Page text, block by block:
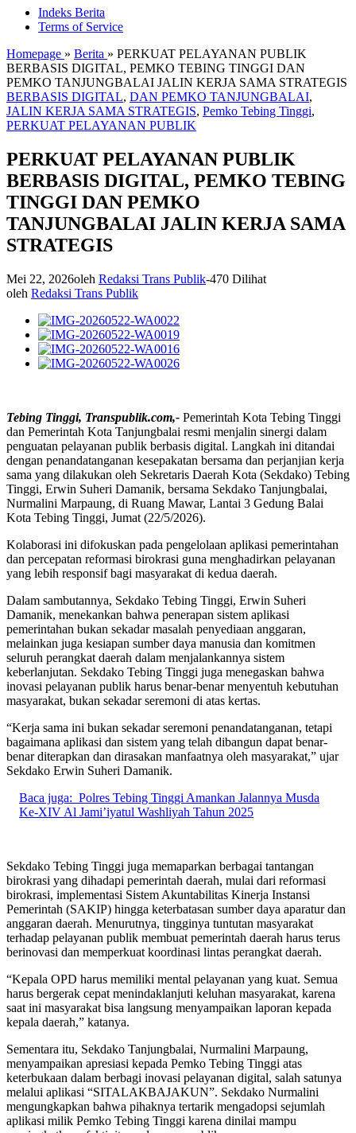
Indeks Berita
Terms of Service
Homepage » Berita » PERKUAT PELAYANAN PUBLIK
BERBASIS DIGITAL, PEMKO TEBING TINGGI DAN
PEMKO TANJUNGBALAI JALIN KERJA SAMA STRATEGIS
BERBASIS DIGITAL, DAN PEMKO TANJUNGBALAI,
JALIN KERJA SAMA STRATEGIS, Pemko Tebing Tinggi,
PERKUAT PELAYANAN PUBLIK
PERKUAT PELAYANAN PUBLIK
BERBASIS DIGITAL, PEMKO TEBING
TINGGI DAN PEMKO
TANJUNGBALAI JALIN KERJA SAMA
STRATEGIS
Mei 22, 2026oleh Redaksi Trans Publik-470 Dilihat
oleh Redaksi Trans Publik
Tebing Tinggi, Transpublik.com,- Pemerintah Kota Tebing Tinggi
dan Pemerintah Kota Tanjungbalai resmi menjalin sinergi dalam
penguatan pelayanan publik berbasis digital. Langkah ini ditandai
dengan penandatanganan kesepakatan bersama dan perjanjian kerja
sama yang dilakukan oleh Sekretaris Daerah Kota (Sekdako) Tebing
Tinggi, Erwin Suheri Damanik, bersama Sekdako Tanjungbalai,
Nurmalini Marpaung, di Ruang Mawar, Lantai 3 Gedung Balai
Kota Tebing Tinggi, Jumat (22/5/2026).
Kolaborasi ini difokuskan pada pengelolaan aplikasi pemerintahan
dan percepatan reformasi birokrasi guna menghadirkan pelayanan
yang lebih responsif bagi masyarakat di kedua daerah.
Dalam sambutannya, Sekdako Tebing Tinggi, Erwin Suheri
Damanik, menekankan bahwa penerapan sistem aplikasi
pemerintahan bukan sekadar masalah penyediaan anggaran,
melainkan juga kesiapan sumber daya manusia dan komitmen
seluruh perangkat daerah dalam menjalankannya sistem
keberlanjutan. Sekdako Tebing Tinggi juga menegaskan bahwa
inovasi pelayanan publik harus benar-benar menyentuh kebutuhan
masyarakat, bukan sekadar seremoni di atas kertas.
“Kerja sama ini bukan sekadar seremoni penandatanganan, tetapi
bagaimana aplikasi dan sistem yang telah dibangun dapat benar-
benar diterapkan dan dirasakan manfaatnya oleh masyarakat,” ujar
Sekdako Erwin Suheri Damanik.
Baca juga: Polres Tebing Tinggi Amankan Jalannya Musda
Ke-XIV Al Jami’iyatul Washliyah Tahun 2025
Sekdako Tebing Tinggi juga memaparkan berbagai tantangan
birokrasi yang dihadapi pemerintah daerah, mulai dari reformasi
birokrasi, implementasi Sistem Akuntabilitas Kinerja Instansi
Pemerintah (SAKIP) hingga keterbatasan sumber daya aparatur dan
anggaran daerah. Menurutnya, tingginya tuntutan masyarakat
terhadap pelayanan publik membuat pemerintah daerah harus terus
berinovasi dan memperkuat koordinasi lintas perangkat daerah.
“Kepala OPD harus memiliki mental pelayanan yang kuat. Semua
harus bergerak cepat menindaklanjuti keluhan masyarakat, karena
saat ini masyarakat bisa langsung menyampaikan laporan kepada
kepala daerah,” katanya.
Sementara itu, Sekdako Tanjungbalai, Nurmalini Marpaung,
menyampaikan apresiasi kepada Pemko Tebing Tinggi atas
keterbukaan dalam berbagi inovasi pelayanan digital, salah satunya
melalui aplikasi “SITALAKBAJAKUN”. Sekdako Nurmalini
mengungkapkan bahwa pihaknya tertarik mengadopsi sejumlah
aplikasi milik Pemko Tebing Tinggi karena dinilai mampu